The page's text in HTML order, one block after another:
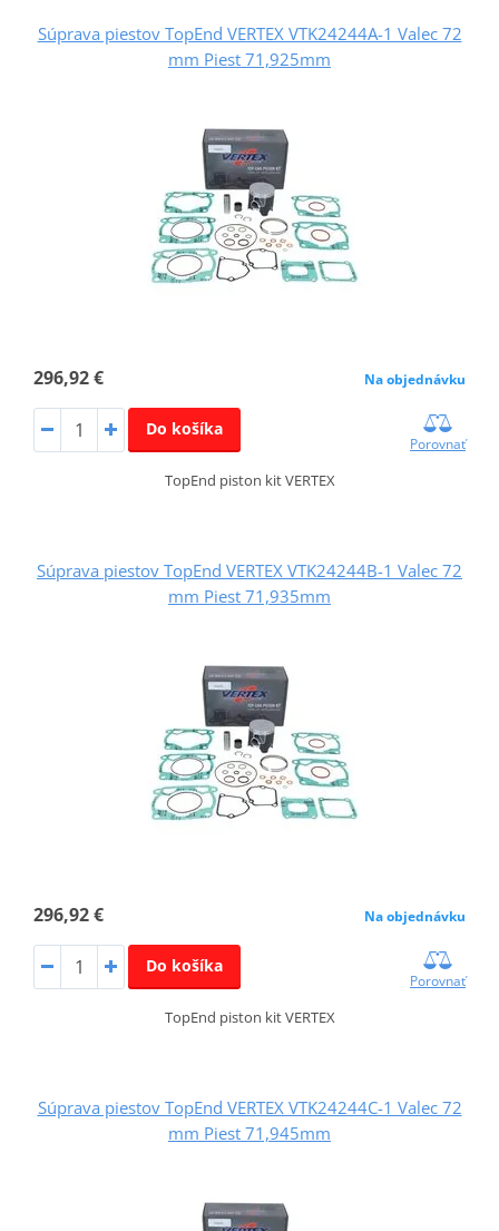
Súprava piestov TopEnd VERTEX VTK24244A-1 Valec 72
mm Piest 71,925mm
296,92 € Na objednávku
Do košíka
Porovnať
TopEnd piston kit VERTEX
Súprava piestov TopEnd VERTEX VTK24244B-1 Valec 72
mm Piest 71,935mm
296,92 € Na objednávku
Do košíka
Porovnať
TopEnd piston kit VERTEX
Súprava piestov TopEnd VERTEX VTK24244C-1 Valec 72
mm Piest 71,945mm